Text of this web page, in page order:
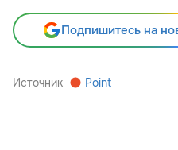
Подпишитесь на
Источник Point